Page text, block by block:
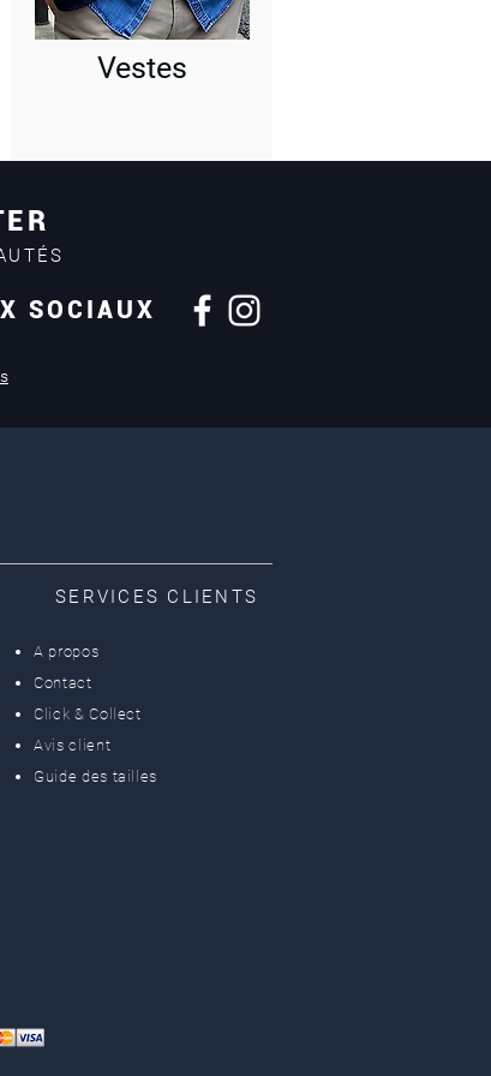
Vestes
SOCIAUX
SERVICES CLIENTS
A propos
Contact
Click & Collect
Avis client
Guide des tailles